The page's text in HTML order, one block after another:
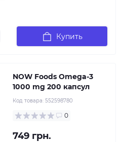
Купить
NOW Foods Omega-3
1000 mg 200 капсул
Код товара: 552598780
0
749 грн.